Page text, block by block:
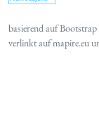
basierend aufBootstrap
verlinkt aufmapire.eu